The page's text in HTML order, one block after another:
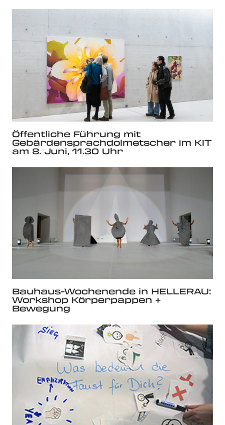
Öffentliche Führung mit
Gebärdensprachdolmetscher im KIT
am 8. Juni, 11.30 Uhr
Bauhaus-Wochenende in HELLERAU:
Workshop Körperpappen +
Bewegung